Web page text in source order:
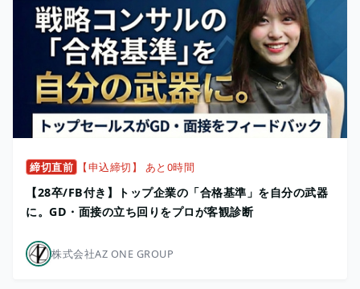
締切直前 【申込締切】 あと0時間
【28卒/FB付き】トップ企業の「合格基準」を自分の武器
に。GD・面接の立ち回りをプロが客観診断
株式会社AZ ONE GROUP